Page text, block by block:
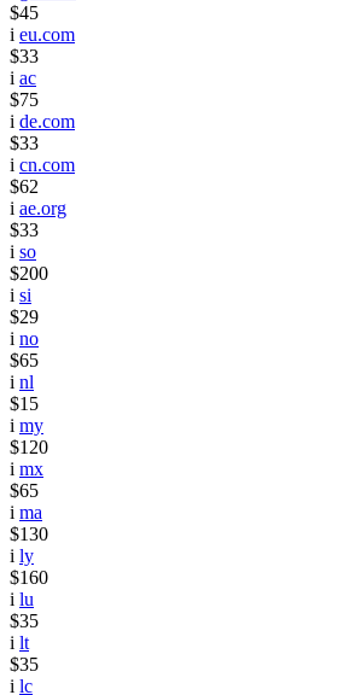
$45
i eu.com
$33
i ac
$75
i de.com
$33
i cn.com
$62
i ae.org
$33
i so
$200
i si
$29
i no
$65
i nl
$15
i my
$120
i mx
$65
i ma
$130
i ly
$160
i lu
$35
i lt
$35
i lc